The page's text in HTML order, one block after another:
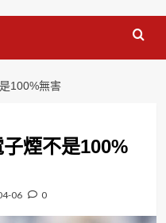
100%無害
煙不是100%
06 0